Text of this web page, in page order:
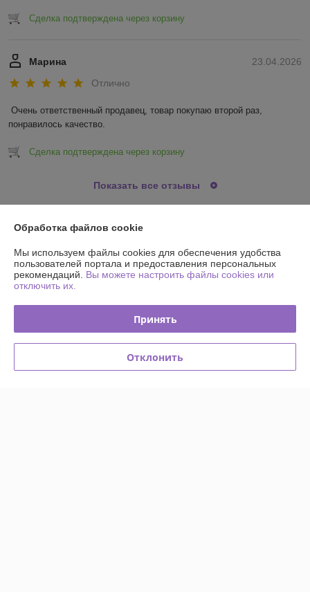
Сделка подтверждена через корзину
23.04.2026
Марина
Отлично
Очень ответственный продавец, товар покупаю второй раз,
понравилось качество.
Сделка подтверждена через корзину
Показать все отзывы
О нас
Контакты
График работы
Обработка файлов cookie
Мы используем файлы cookies для обеспечения удобства
пользователей портала и предоставления персональных
рекомендаций. Вы можете настроить файлы cookies или
отключить их.
Принять
Отклонить